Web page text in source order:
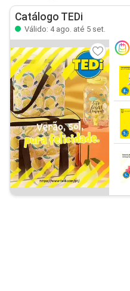
Catálogo TEDi
Válido: 4 ago. até 5 set.